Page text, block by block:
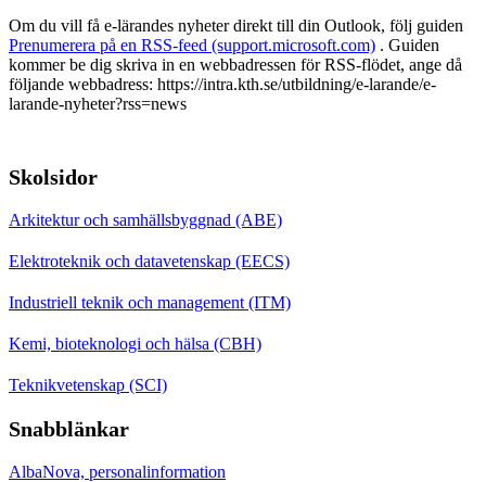
Om du vill få e-lärandes nyheter direkt till din Outlook, följ guiden
Prenumerera på en RSS-feed (support.microsoft.com) . Guiden
kommer be dig skriva in en webbadressen för RSS-flödet, ange då
följande webbadress: https://intra.kth.se/utbildning/e-larande/e-
larande-nyheter?rss=news
Skolsidor
Arkitektur och samhällsbyggnad (ABE)
Elektroteknik och datavetenskap (EECS)
Industriell teknik och management (ITM)
Kemi, bioteknologi och hälsa (CBH)
Teknikvetenskap (SCI)
Snabblänkar
AlbaNova, personalinformation